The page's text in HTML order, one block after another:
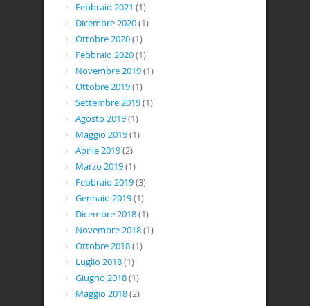
Febbraio 2021 (1)
Dicembre 2020(1)
Ottobre 2020(1)
Febbraio 2020(1)
Novembre 2019(1)
Ottobre 2019(1)
Settembre 2019(1)
Agosto 2019(1)
Maggio 2019(1)
Aprile 2019(2)
Marzo 2019(1)
Febbraio 2019(3)
Gennaio 2019(1)
Dicembre 2018(1)
Novembre 2018(1)
Ottobre 2018(1)
Luglio 2018(1)
Giugno 2018(1)
Maggio 2018(2)